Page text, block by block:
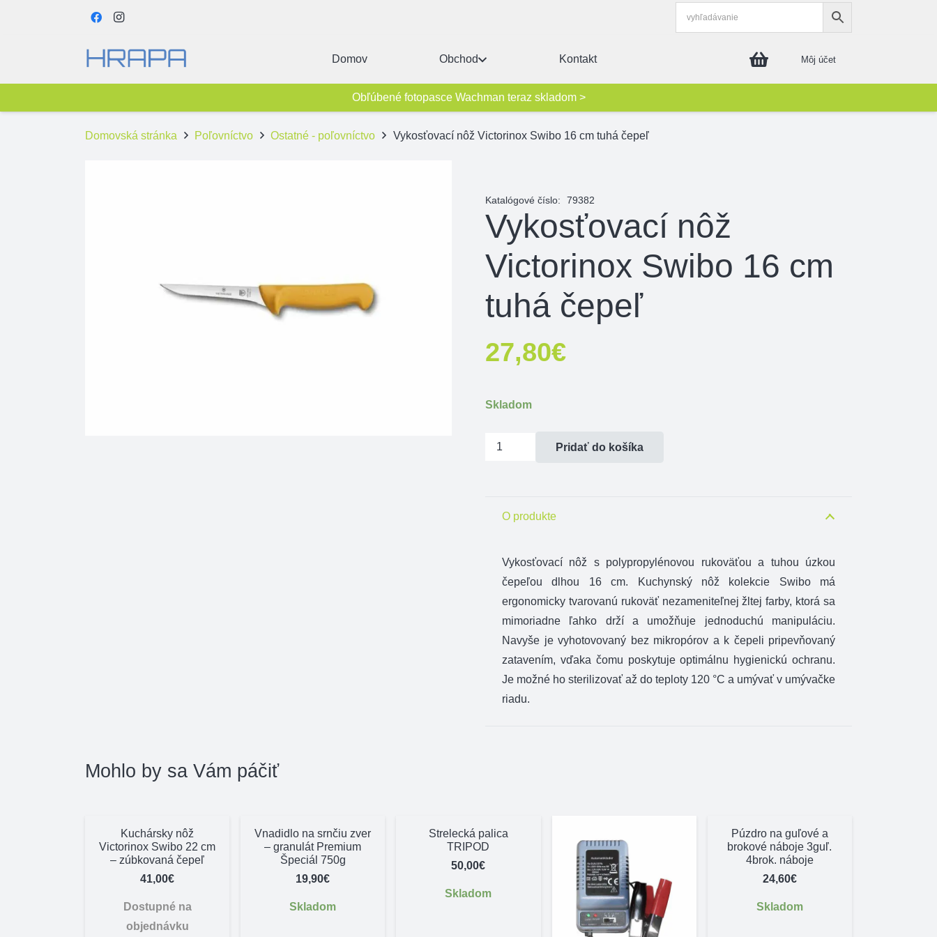
Domov Obchod Kontakt Môj účet
Obľúbené fotopasce Wachman teraz skladom >
Domovská stránka Poľovníctvo Ostatné - poľovníctvo Vykosťovací nôž Victorinox Swibo 16 cm tuhá čepeľ
Katalógové číslo: 79382
Vykosťovací nôž
Victorinox Swibo 16 cm
tuhá čepeľ
27,80€
Skladom
množstvo
Swibo
tuhá
čepeľ
Pridať do košíka
O produkte
Vykosťovací nôž s polypropylénovou rukoväťou a tuhou úzkou
čepeľou dlhou 16 cm. Kuchynský nôž kolekcie Swibo má
ergonomicky tvarovanú rukoväť nezameniteľnej žltej farby, ktorá sa
mimoriadne ľahko drží a umožňuje jednoduchú manipuláciu.
Navyše je vyhotovovaný bez mikropórov a k čepeli pripevňovaný
zatavením, vďaka čomu poskytuje optimálnu hygienickú ochranu.
Je možné ho sterilizovať až do teploty 120 °C a umývať v umývačke
riadu.
Mohlo by sa Vám páčiť
Kuchársky nôž
Victorinox Swibo 22 cm
– zúbkovaná čepeľ
41,00€
Dostupné na
objednávku
Vnadidlo na srnčiu zver
– granulát Premium
Špeciál 750g
19,90€
Skladom
Strelecká palica
TRIPOD
50,00€
Skladom
Púzdro na guľové a
brokové náboje 3guľ.
4brok. náboje
24,60€
Skladom